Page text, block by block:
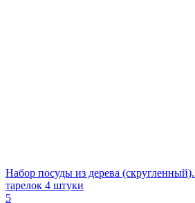
Набор посуды из дерева
тарелок 4 штуки
5